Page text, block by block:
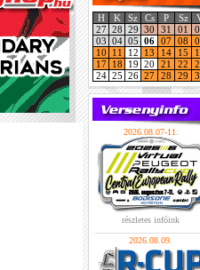
H K Sz Cs P Sz
27 28 29 30 31 01
03 04 05 06 07 08
10
11 12 13 14 15
17
18 19 20 21 22
24 25 26 27 28 29
2026.08.07-11.
részletes infóink
2026.08.09.